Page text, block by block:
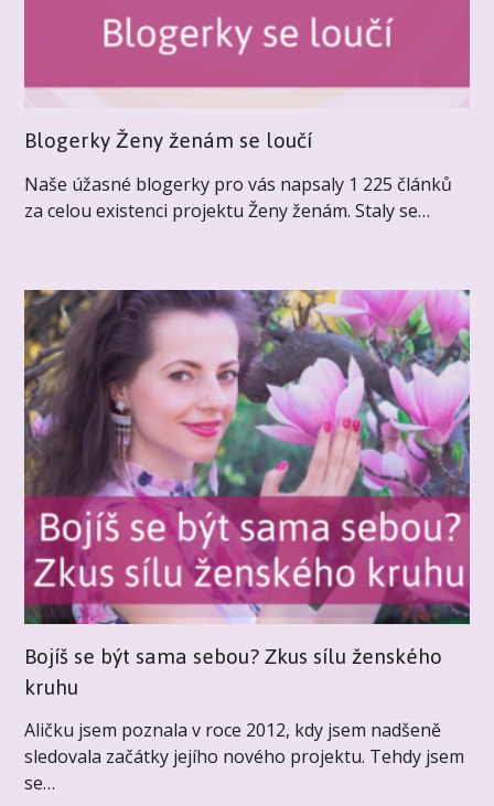
Blogerky Ženy ženám se loučí
Naše úžasné blogerky pro vás napsaly 1 225 článků
za celou existenci projektu Ženy ženám. Staly se…
Bojíš se být sama sebou? Zkus sílu ženského
kruhu
Aličku jsem poznala v roce 2012, kdy jsem nadšeně
sledovala začátky jejího nového projektu. Tehdy jsem
se…